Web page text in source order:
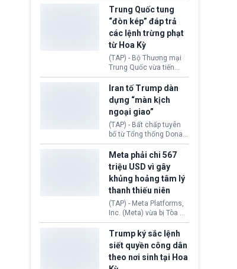
Kỳ sau khi đã chấp hành
xong bản án liên quan
đến tội ác từ hơn 30
năm trước tại California.
Trung Quốc tung
“đòn kép” đáp trả
các lệnh trừng phạt
từ Hoa Kỳ
(TAP) - Bộ Thương mại
Trung Quốc vừa tiến
hành áp đặt lệnh trừng
phạt lên hàng loạt thực
thể và siết chặt kiểm
soát xuất khẩu máy bay
không người lái (UAV)
sang Hoa Kỳ. Động thái
này nhằm đáp trả các
biện pháp hạn chế
thương mại, áp thuế mới
cùng lệnh cấm công
nghệ gần đây từ phía
Washington.
Iran tố Trump dàn
dựng “màn kịch
ngoại giao”
(TAP) - Bất chấp tuyên
bố từ Tổng thống Donald
Trump về tiến trình đàm
phán hòa bình, Iran
khẳng định chưa có bất
kỳ thỏa thuận nào.
Tehran cho rằng, Hoa Kỳ
chỉ đang dàn dựng “màn
kịch ngoại giao” để xoa
dịu căng thẳng.
Meta phải chi 567
triệu USD vì gây
khủng hoảng tâm lý
thanh thiếu niên
(TAP) - Meta Platforms,
Inc. (Meta) vừa bị Tòa án
bang New Mexico yêu
cầu đóng góp 567 triệu
USD vào một quỹ khắc
phục hậu quả. Quyết
định này diễn ra sau khi
Trump ký sắc lệnh
siết quyền công dân
theo nơi sinh tại Hoa